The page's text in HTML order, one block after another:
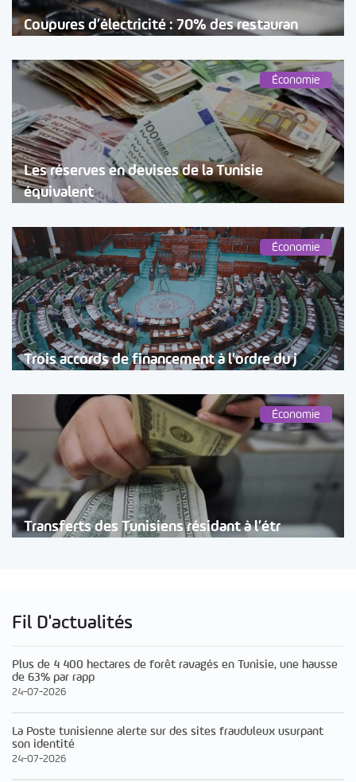
Coupures d’électricité : 70% des restauran
Économie
Les réserves en devises de la Tunisie
équivalent
Économie
Trois accords de financement à l’ordre du j
Économie
Transferts des Tunisiens résidant à l’étr
Fil D'actualités
Plus de 4 400 hectares de forêt ravagés en Tunisie, une hausse
de 63% par rapp
24-07-2026
La Poste tunisienne alerte sur des sites frauduleux usurpant
son identité
24-07-2026